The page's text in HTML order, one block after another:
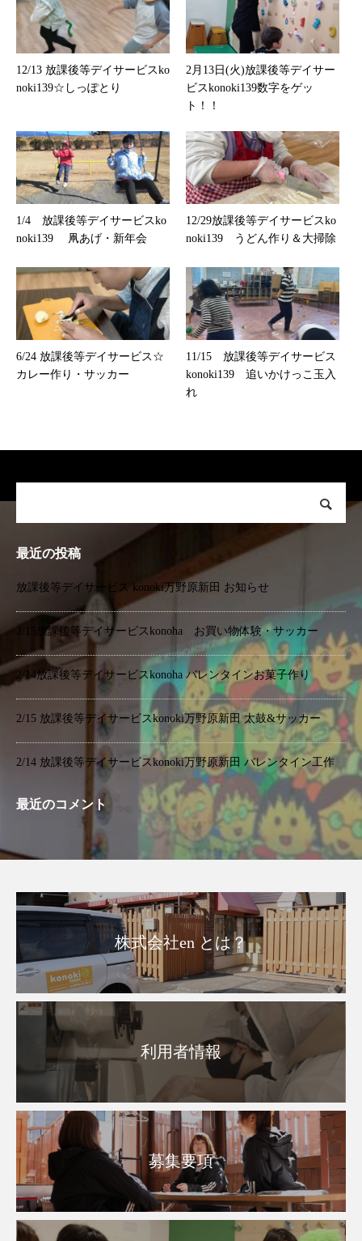
12/13 放課後等デイサービスko
noki139☆しっぽとり
2月13日(火)放課後等デイサー
ビスkonoki139数字をゲッ
ト！！
1/4 放課後等デイサービスko
noki139 凧あげ・新年会
12/29放課後等デイサービスko
noki139 うどん作り＆大掃除
6/24 放課後等デイサービス☆
カレー作り・サッカー
11/15 放課後等デイサービス
konoki139 追いかけっこ玉入
れ
最近の投稿
放課後等デイサービス konoki万野原新田 お知らせ
2/15放課後等デイサービスkonoha お買い物体験・サッカー
2/14放課後等デイサービスkonoha バレンタインお菓子作り
2/15 放課後等デイサービスkonoki万野原新田 太鼓&サッカー
2/14 放課後等デイサービスkonoki万野原新田 バレンタイン工作
最近のコメント
株式会社en とは？
利用者情報
募集要項